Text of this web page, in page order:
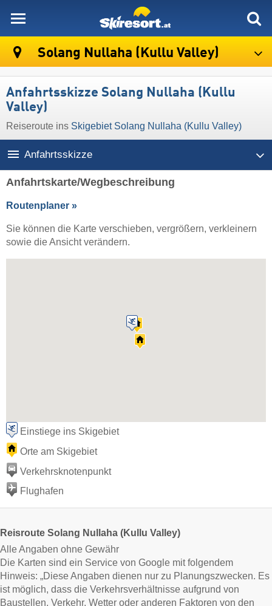
Solang Nullaha (Kullu Valley)
Anfahrtsskizze Solang Nullaha (Kullu
Valley)
Reiseroute ins Skigebiet Solang Nullaha (Kullu Valley)
Anfahrtsskizze
Anfahrtskarte/Wegbeschreibung
Routenplaner »
Sie können die Karte verschieben, vergrößern, verkleinern
sowie die Ansicht verändern.
Einstiege ins Skigebiet
Orte am Skigebiet
Verkehrsknotenpunkt
Flughafen
Reisroute Solang Nullaha (Kullu Valley)
Alle Angaben ohne Gewähr
Die Karten sind ein Service von Google mit folgendem
Hinweis: „Diese Angaben dienen nur zu Planungszwecken. Es
ist möglich, dass die Verkehrsverhältnisse aufgrund von
Baustellen, Verkehr, Wetter oder anderen Faktoren von den